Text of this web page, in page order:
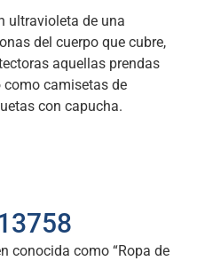
ultravioleta de una
del cuerpo que cubre,
aquellas prendas
camisetas de
con capucha.
conocida como “Ropa de